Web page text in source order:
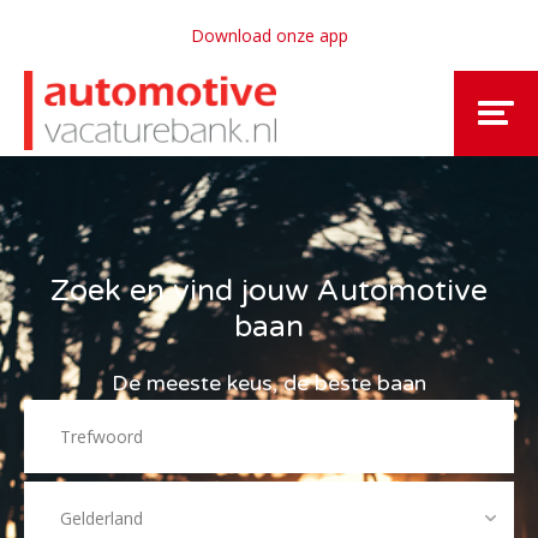
Download onze app
Zoek en vind jouw Automotive
baan
De meeste keus, de beste baan